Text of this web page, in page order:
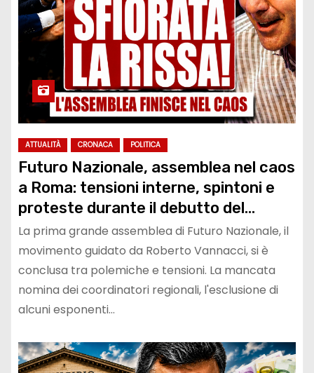
ATTUALITÀ CRONACA POLITICA
Futuro Nazionale, assemblea nel caos
a Roma: tensioni interne, spintoni e
proteste durante il debutto del
partito di Roberto Vannacci
La prima grande assemblea di Futuro Nazionale, il
movimento guidato da Roberto Vannacci, si è
conclusa tra polemiche e tensioni. La mancata
nomina dei coordinatori regionali, l'esclusione di
alcuni esponenti…